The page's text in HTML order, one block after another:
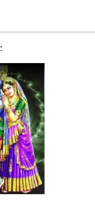
Hier ein Vortragsvideo zum Thema Lobsänger‏‎: